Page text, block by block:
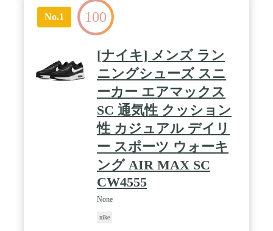
No.1 100
[ナイキ] メンズ ラン
ニングシューズ スニ
ーカー エアマックス
SC 通気性 クッション
性 カジュアル デイリ
ー スポーツ ウォーキ
ング AIR MAX SC
CW4555
None
nike